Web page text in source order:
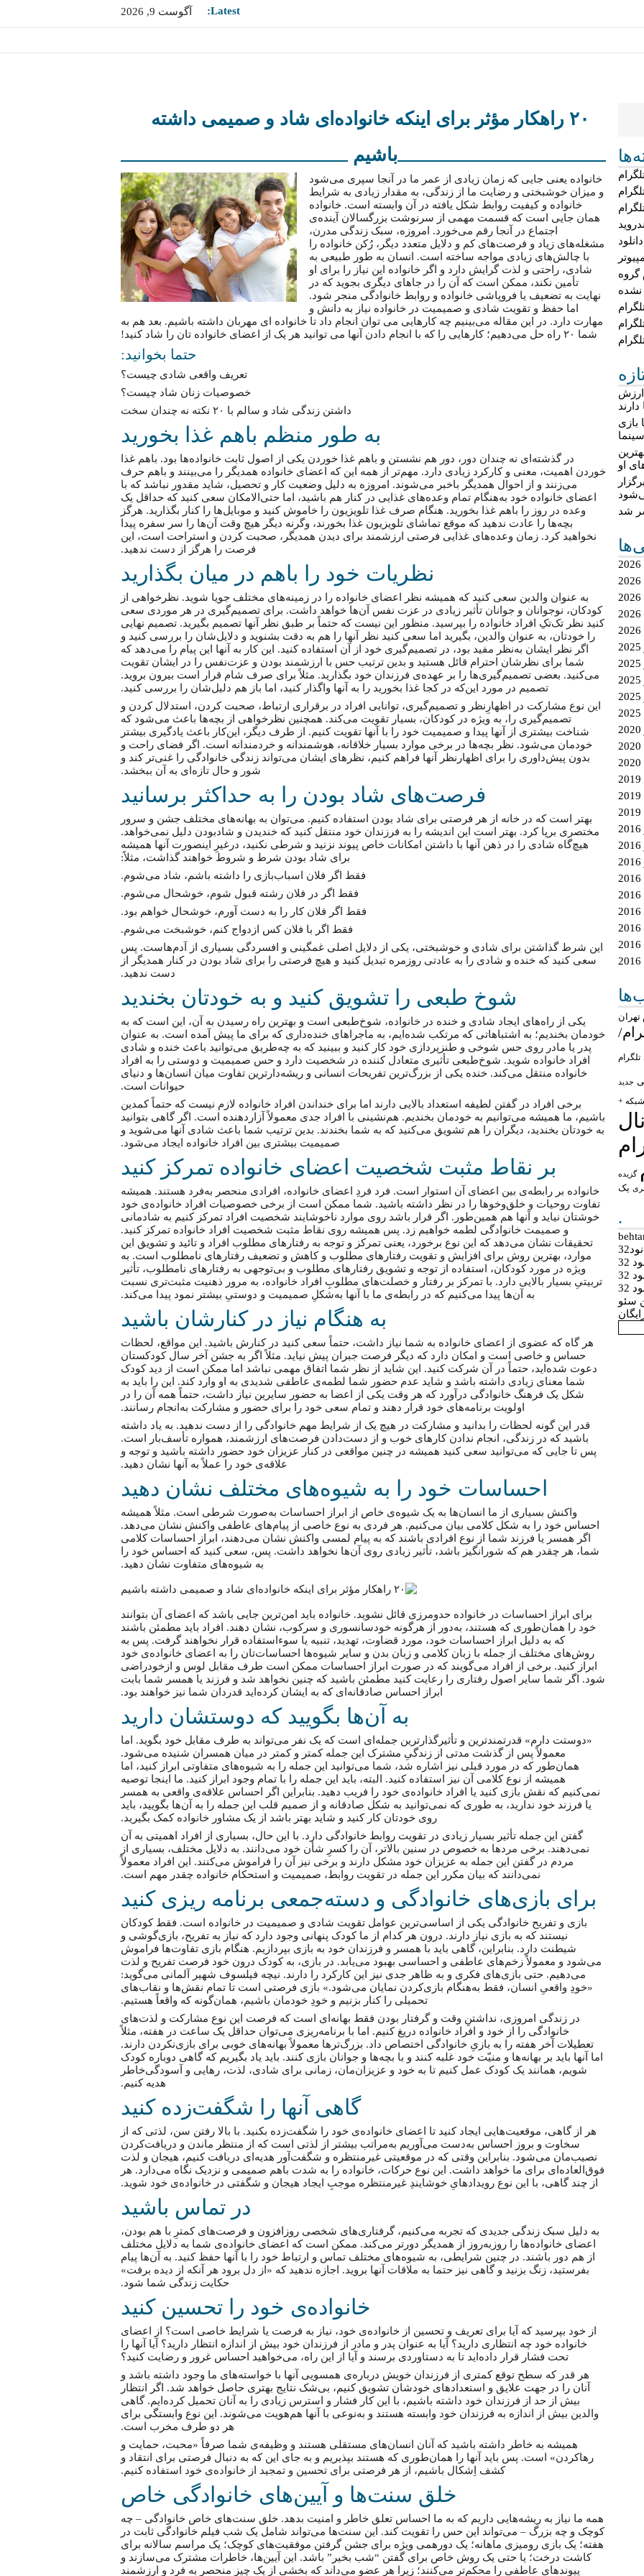
آگوست 9, 2026 Latest:
گروه
نشده
ارزش
بازی
او
شد
تهران
تلگرام
جدید
شبکه +
گزیده
یک
.
32
32
سئو
۲۰ راهکار مؤثر برای اینکه خانواده‌ای شاد و صمیمی داشته
باشیم
خانواده یعنی جایی که زمان زیادی از عمر ما در آنجا سپری می‌شود
و میزان خوشبختی و رضایت ما از زندگی، به مقدار زیادی به شرایط
خانواده و کیفیت روابط شکل یافته در آن وابسته است. خانواده
همان جایی است که قسمت مهمی از سرنوشت بزرگسالان آینده‌ی
اجتماع در آنجا رقم می‌خورد. امروزه، سبک زندگی مدرن،
مشغله‌های زیاد و فرصت‌های کم و دلایل متعدد دیگر، رُکن خانواده‌ را
با چالش‌های زیادی مواجه ساخته است. انسان به طور طبیعی به
شادی، راحتی و لذت گرایش دارد و اگر خانواده این نیاز را برای او
تأمین نکند، ممکن است که آن را در جاهای دیگری بجوید که در
نهایت به تضعیف یا فروپاشی خانواده و روابط خانوادگی منجر شود.
اما حفظ و تقویت شادی و صمیمیت در خانواده نیاز به دانش و
مهارت دارد. در این مقاله می‌بینیم چه کارهایی می توان انجام داد تا خانواده ای مهربان داشته باشیم. بعد هم به
شما ۲۰ راه حل می‌دهیم؛ کارهایی را که با انجام دادن آنها می توانید هر یک از اعضای خانواده تان را شاد کنید!
حتما بخوانید:
تعریف واقعی شادی چیست؟
خصوصیات زنان شاد چیست؟
داشتن زندگی شاد و سالم با ۲۰ نکته‌ نه چندان سخت
به طور منظم باهم غذا بخورید
در گذشته‌ای نه چندان دور، دور هم نشستن و باهم غذا خوردن یکی از اصول ثابت خانواده‌ها بود. باهم غذا
خوردن اهمیت، معنی و کارکرد زیادی دارد. مهم‌تر از همه این که اعضای خانواده همدیگر را می‌بینند و باهم حرف
می‌زنند و از احوال همدیگر باخبر می‌شوند. امروزه به دلیل وضعیت کار و تحصیل، شاید مقدور نباشد که با
اعضای خانواده خود به‌هنگام تمام وعده‌های غذایی در کنار هم باشید، اما حتی‌الامکان سعی کنید که حداقل یک
وعده در روز را باهم غذا بخورید. هنگام صرف غذا تلویزیون را خاموش کنید و موبایل‌ها را کنار بگذارید. هرگز
بچه‌ها را عادت ندهید که موقع تماشای تلویزیون غذا بخورند، وگرنه دیگر هیچ وقت آن‌ها را سر سفره پیدا
نخواهید کرد. زمان وعده‌های غذایی فرصتی ارزشمند برای دیدن همدیگر، صحبت کردن و استراحت است، این
فرصت را هرگز از دست ندهید.
نظریات خود را باهم در میان بگذارید
به عنوان والدین سعی کنید که همیشه نظر اعضای خانواده را در زمینه‌های مختلف جویا شوید. نظرخواهی از
کودکان، نوجوانان و جوانان تأثیر زیادی در عزت نفس آن‌ها خواهد داشت. برای تصمیم‌گیری در هر موردی سعی
کنید نظر تک‌تکِ افراد خانواده را بپرسید. منظور این نیست که حتماً بر طبق نظر آنها تصمیم بگیرید. تصمیم نهایی
را خودتان، به عنوان والدین، بگیرید اما سعی کنید نظر آنها را هم به دقت بشنوید و دلایل‌شان را بررسی کنید و
اگر نظر ایشان به‌نظر مفید بود، در تصمیم‌گیری خود از آن استفاده کنید. این کار به آنها این پیام را می‌دهد که
شما برای نظرشان احترام قائل هستید و بدین ترتیب حس با ارزشمند بودن و عزت‌نفس را در ایشان تقویت
می‌کنید. بعضی تصمیم‌گیری‌ها را بر عهده‌ی فرزندان خود بگذارید. مثلاً برای صرف شام قرار است بیرون بروید.
تصمیم در مورد این‌که در کجا غذا بخورید را به آنها واگذار کنید، اما باز هم دلیل‌شان را بررسی کنید.
این نوع مشارکت در اظهارِنظر و تصمیم‌گیری، توانایی افراد در برقراری ارتباط، صحبت کردن، استدلال کردن و
تصمیم‌گیری را، به ویژه در کودکان، بسیار تقویت می‌کند. همچنین نظرخواهی از بچه‌ها باعث می‌شود که
شناخت بیشتری از آنها پیدا و صمیمیت خود را با آنها تقویت کنیم. از طرف دیگر، این‌کار باعث یادگیری بیشتر
خودمان می‌شود. نظر بچه‌ها در برخی موارد بسیار خلاقانه، هوشمندانه و خردمندانه است. اگر فضای راحت و
بدون پیش‌داوری را برای اظهار‌نظر آنها فراهم کنیم، نظرهای ایشان می‌تواند زندگی خانوادگی را غنی‌تر کند و
شور و حال تازه‌ای به آن ببخشد.
فرصت‌های شاد بودن را به حداکثر برسانید
بهتر است که در خانه از هر فرصتی برای شاد‌ بودن استفاده کنیم. می‌توان به بهانه‌های مختلف جشن و سرور
مختصری برپا کرد. بهتر است این اندیشه را به فرزندان خود منتقل کنید که خندیدن و شاد‌بودن دلیل نمی‌خواهد.
هیچ‌گاه شادی را در ذهن آنها با داشتن امکانات خاص پیوند نزنید و شرطی نکنید، در‌غیرِ اینصورت آنها همیشه
برای شاد بودن شرط و شروط خواهند گذاشت، مثلاً:
فقط اگر فلان اسباب‌بازی را داشته باشم، شاد می‌شوم.
فقط اگر در فلان رشته قبول شوم، خوشحال می‌شوم.
فقط اگر فلان کار را به دست آورم، خوشحال خواهم بود.
فقط اگر با فلان کس ازدواج کنم، خوشبخت می‌شوم.
این شرط گذاشتن برای شادی و خوشبختی، یکی از دلایل اصلی غمگینی و افسردگی بسیاری از آدم‌هاست. پس
سعی کنید که خنده و شادی را به عادتی روزمره تبدیل کنید و هیچ فرصتی را برای شاد بودن در کنار همدیگر از
دست ندهید.
شوخ‌ طبعی را تشویق کنید و به خودتان بخندید
یکی از راه‌های ایجاد شادی و خنده در خانواده، شوخ‌طبعی است و بهترین راه رسیدن به آن، این است که به
خودمان بخندیم؛ به اشتباهاتی که مرتکب شده‌ایم، به ماجراهای خنده‌داری که برای‌ ما پیش آمده است. به عنوان
پدر یا مادر روی حس شوخی و طنزپردازی خود کار کنید و ببینید که به‌ چه‌طریق می‌توانید باعث خنده و شادی
افراد خانواده شوید. شوخ‌طبعی تأثیری متعادل کننده در شخصیت دارد و حس صمیمیت و دوستی را به افراد
خانواده منتقل می‌کند. خنده یکی از بزرگ‌ترین تفریحات انسانی و ریشه‌دار‌ترین تفاوت میان انسان‌ها و دنیای
حیوانات است.
برخی افراد در گفتن لطیفه استعداد بالایی دارند اما برای خنداندن افراد خانواده لازم نیست که حتماً کمدین
باشیم، ما همیشه می‌توانیم به خودمان بخندیم. هم‌نشینی با افراد جدی معمولاً آزاردهنده است. اگر گاهی بتوانید
به خودتان بخندید، دیگران را هم تشویق می‌کنید که به شما بخندند. بدین ترتیب شما باعث شادی آنها می‌شوید و
صمیمیت بیشتری بین افراد خانواده ایجاد می‌شود.
بر نقاط مثبت شخصیت اعضای خانواده تمرکز کنید
خانواده بر رابطه‌ی بین اعضای آن استوار است. فرد فردِ اعضای خانواده، افرادی منحصر به‌فرد هستند. همیشه
تفاوت روحیات و خلق‌و‌خوها را در نظر داشته باشید. شما ممکن است از برخی خصوصیات افراد خانواده‌ی خود
خوشتان نیاید و آنها هم همین‌طور. اگر قرار باشد روی موارد ناخوشایند شخصیت افراد تمرکز کنیم به شادمانی
و صمیمت خانوادگی لطمه خواهیم زد. پس همیشه روی نقاط مثبت شخصیت افراد خانواده تمرکز کنید.
تحقیقات نشان می‌دهد که این نوع برخورد، یعنی تمرکز و توجه به رفتارهای مطلوب افراد و تائید و تشویق این
موارد، بهترین روش برای افزایش و تقویت رفتارهای مطلوب و کاهش و تضعیف رفتارهای نامطلوب است. به
ویژه در مورد کودکان، استفاده از توجه و تشویق رفتارهای مطلوب و بی‌توجهی به رفتارهای نامطلوب، تأثیر
تربیتیِ بسیار بالایی دارد. با تمرکز بر رفتار و خصلت‌های مطلوبِ افراد خانواده، به مرور ذهنیت مثبت‌تری نسبت
به آن‌ها پیدا می‌کنیم که در رابطه‌ی ما با آنها به‌شکلِ صمیمیت و دوستیِ بیشتر نمود پیدا می‌کند.
به هنگام نیاز در کنارشان باشید
هر گاه که عضوی از اعضای خانواده به شما نیاز داشت، حتماً سعی کنید در کنارش باشید. این‌ مواقع، لحظات
حساس و خاصی است و امکان دارد که دیگر فرصت جبران پیش نیاید. مثلاً اگر به جشن آخر سال کودکستان
دعوت شده‌اید، حتماً در آن شرکت کنید. این شاید از نظر شما اتفاق مهمی نباشد اما ممکن است از دید کودک
شما معنای زیادی داشته باشد و شاید عدم حضور شما لطمه‌ی عاطفی شدیدی به او وارد کند. این را باید به
شکل یک فرهنگ خانوادگی درآورد که هر وقت یکی از اعضا به حضور سایرین نیاز داشت، حتماً همه آن را در
اولویت برنامه‌های خود قرار دهند و تمام سعی خود را برای حضور و مشارکت به‌انجام رسانند.
قدر این گونه لحظات را بدانید و مشارکت در هیچ یک از شرایط مهم خانوادگی را از دست ندهید. به یاد داشته
باشید که در زندگی، انجام ندادن کارهای خوب و از دست‌دادن فرصت‌های ارزشمند، همواره تأسف‌بار است.
پس تا جایی که می‌توانید سعی کنید همیشه در چنین مواقعی در کنار عزیزان خود حضور داشته باشید و توجه و
علاقه‌ی خود را عملاً به آنها نشان دهید.
احساسات خود را به شیوه‌های مختلف نشان دهید
واکنش بسیاری از ما انسان‌ها به یک شیوه‌‌ی خاص از ابراز احساسات به‌صورت شرطی است. مثلاً همیشه
احساس خود را به شکل کلامی بیان می‌کنیم. هر فردی به نوع خاصی از پیام‌های عاطفی واکنش نشان می‌دهد.
اگر همسر یا فرزند شما از نوع افرادی باشند که به پیام‌ لمسی واکنش نشان می‌دهند، ابراز احساسات کلامی
شما، هر چقدر هم که شورانگیز باشد، تأثیر زیادی روی آن‌ها نخواهد داشت. پس، سعی کنید که احساس خود را
به شیوه‌های متفاوت نشان دهید.
برای ابراز احساسات در خانواده حد‌و‌مرزی قائل نشوید. خانواده باید امن‌ترین جایی باشد که اعضای آن بتوانند
خود را همان‌طوری که هستند، به‌دور از هرگونه خودسانسوری و سرکوب، نشان دهند. افراد باید مطمئن باشند
که به دلیل ابراز احساسات خود، مورد قضاوت، تهدید، تنبیه یا سوءاستفاده قرار نخواهند گرفت. پس به
روش‌های مختلف از جمله با زبان کلامی و زبان بدن و سایر شیوه‌ها احساسات‌تان را به اعضای خانواده‌ی خود
ابراز کنید. برخی از افراد می‌گویند که در صورت ابراز احساسات ممکن است طرف مقابل لوس و ازخودراضی
شود. اگر شما سایر اصول رفتاری را رعایت کنید مطمئن باشید که چنین نخواهد شد و فرزند یا همسر شما بابت
ابراز احساس صادقانه‌‌ای که به ایشان کرده‌اید قدردان شما نیز خواهند بود.
به آن‌ها بگویید که دوستشان دارید
«دوستت دارم» قدرتمندترین و تأثیرگذارترین جمله‌ای است که یک نفر می‌تواند به طرف مقابل خود بگوید. اما
معمولاً پس از گذشت مدتی از زندگیِ مشترک این جمله کمتر و کمتر در میان همسران شنیده می‌شود.
همان‌طور که در مورد قبلی نیز اشاره شد، شما می‌توانید این جمله را به شیوه‌های متفاوتی ابراز کنید، اما
همیشه از نوع کلامی آن نیز استفاده کنید. البته، باید این جمله را با تمام وجود ابراز کنید. ما اینجا توصیه
نمی‌کنیم که نقش بازی کنید یا افراد خانواده‌ی خود را فریب دهید. بنابراین اگر احساس علاقه‌ی واقعی به همسر
یا فرزند خود ندارید، به طوری که نمی‌توانید به شکل صادقانه و از صمیم قلب این جمله را به آن‌ها بگویید، باید
روی خودتان کار کنید و شاید بهتر باشد از یک مشاور خانواده کمک بگیرید.
گفتن این جمله تأثیر بسیار زیادی در تقویت روابط خانوادگی دارد. با این حال، بسیاری از افراد اهمیتی به آن
نمی‌دهند. برخی مردها به خصوص در سنین بالاتر، آن را کسرِ شأن خود می‌دانند. به دلایل مختلف، بسیاری از
مردم در گفتن این جمله به عزیزان خود مشکل دارند و برخی نیز آن را فراموش می‌کنند. این افراد معمولاً
نمی‌دانند که بیان مکرر این جمله در تقویت روابط، صمیمیت و استحکام خانواده چقدر مهم است.
برای بازی‌های خانوادگی و دسته‌جمعی برنامه‌ ریزی کنید
بازی و تفریح خانوادگی یکی از اساسی‌ترین عوامل تقویت شادی و صمیمیت در خانواده است. فقط کودکان
نیستند که به بازی نیاز دارند. درون هر کدام از ما کودک پنهانی وجود دارد که نیاز به تفریح، بازی‌گوشی و
شیطنت دارد. بنابراین، گاهی باید با همسر و فرزندان خود به بازی بپردازیم. هنگام بازی تفاوت‌ها فراموش
می‌شود و معمولاً زخم‌های عاطفی و احساسی بهبود می‌یابد. در بازی، به کودک درون خود فرصت تفریح و لذت
می‌دهیم. حتی بازی‌های فکری و به ظاهر جدی نیز این کارکرد را دارند. نیچه فیلسوف شهیر آلمانی می‌گوید:
«خودِ واقعیِ انسان، فقط به‌هنگام بازی‌کردن نمایان می‌شود.» بازی فرصتی است تا تمام نقش‌ها و نقاب‌های
تحمیلی را کنار بزنیم و خودِ خودمان باشیم، همان‌گونه که واقعاً هستیم.
در زندگی امروزی، نداشتنِ وقت و گرفتار بودن فقط بهانه‌ای است که فرصت این نوع مشارکت و لذت‌های
خانوادگی را از خود و افراد خانواده دریغ کنیم. اما با برنامه‌ریزی می‌توان حداقل یک ساعت در هفته، مثلاً
تعطیلات آخر هفته را به بازیِ خانوادگی اختصاص داد. بزرگ‌ترها معمولاً بهانه‌های خوبی برای بازی‌نکردن دارند.
اما آنها باید بر بهانه‌ها و منیّت خود غلبه کنند و با بچه‌ها و جوانان بازی کنند. باید یاد بگیریم که گاهی دوباره کودک
شویم، همانند یک کودک عمل کنیم تا به خود و عزیزان‌مان، زمانی برای شادی، لذت، رهایی و آسودگی‌خاطر
هدیه کنیم.
گاهی آنها را شگفت‌زده کنید
هر‌ از گاهی، موقعیت‌هایی ایجاد کنید تا اعضای خانواده‌ی خود را شگفت‌زده بکنید. با بالا رفتن سن، لذتی که از
سخاوت و بروز احساس به‌دست می‌آوریم به‌مراتب بیشتر از لذتی است که از منتظر ماندن و دریافت‌کردن
نصیب‌مان می‌شود. بنابراین وقتی که در موقعیتی غیرمنتظره و شگفت‌آور هدیه‌ای دریافت کنیم، هیجان و لذت
فوق‌العاده‌ای برای‌ ما خواهد داشت. این نوع حرکات، خانواده را به شدت باهم صمیمی و نزدیک نگاه می‌دارد. هر
از چند گاهی، با این نوع رویداد‌هایِ خوشایندِ غیرمنتظره‌ موجبِ ایجاد هیجان و شگفتی در خانواده‌ی خود شوید.
در تماس باشید
به دلیل سبک زندگی جدیدی که تجربه می‌کنیم، گرفتاری‌های شخصی روزافزون و فرصت‌های کمترِ با هم بودن،
اعضای خانواده‌ها را روزبه‌روز از همدیگر دورتر می‌کند. ممکن است که اعضای خانواده‌ی شما به دلایل مختلف
از هم دور باشند. در چنین شرایطی، به شیوه‌های مختلف تماس و ارتباط خود را با آنها حفظ کنید. به آن‌ها پیام
بفرستید، زنگ بزنید و گاهی نیز حتما به ملاقات آنها بروید. اجازه ندهید که «از دل برود هر آنکه از دیده برفت»
حکایت زندگی شما شود.
خانواده‌ی خود را تحسین کنید
از خود بپرسید که آیا برای تعریف و تحسین از خانواده‌ی خود، نیاز به فرصت یا شرایط خاصی است؟ از اعضای
خانواده خود چه انتظاری دارید؟ آیا به عنوان پدر و مادر از فرزندان خود بیش از اندازه انتظار دارید؟ آیا آنها را
تحت فشار قرار داده‌اید تا به دستاوردی برسند و آیا از این راه، می‌خواهید احساس غرور و رضایت کنید؟
هر قدر که سطح توقع کمتری از فرزندان خویش درباره‌ی همسویی آنها با خواسته‌های ما وجود داشته باشد و
آنان را در جهت علایق و استعداد‌های خودشان تشویق کنیم، بی‌شک نتایج بهتری حاصل خواهد شد. اگر انتظار
بیش از حد از فرزندان خود داشته باشیم، با این کار فشار و استرس زیادی را به آنان تحمیل کرده‌ایم. گاهی
والدین بیش از اندازه به فرزندان خود وابسته هستند و به‌نوعی با آنها هم‌هویت می‌شوند. این نوع وابستگی برای
هر دو طرف مخرب است.
همیشه به خاطر داشته باشید که آنان انسان‌های مستقلی هستند و وظیفه‌ی شما صرفاً «محبت، حمایت و
رهاکردن» است. پس باید آنها را همان‌طوری که هستند بپذیریم و به جای این که به دنبال فرصتی برای انتقاد و
کشف اِشکال باشیم، از هر فرصتی برای تحسین و تمجید از خانواده‌ی خود استفاده کنیم.
خلق سنت‌ها و آیین‌های خانوادگی خاص
همه ما نیاز به ریشه‌هایی داریم که به ما احساس تعلق خاطر و امنیت بدهد. خلق سنت‌های خاص خانوادگی – چه
کوچک و چه بزرگ – می‌تواند این حس را تقویت کند. این سنت‌ها می‌تواند شامل یک شب فیلم خانوادگی ثابت در
هفته؛ یک بازی رومیزی ماهانه؛ یک دورهمی ویژه برای جشن گرفتن موفقیت‌های کوچک؛ یک مراسم سالانه برای
کاشت درخت؛ یا حتی یک روش خاص برای گفتن “شب بخیر” باشد. این آیین‌ها، خاطرات مشترک می‌سازند و
پیوندهای عاطفی را محکم‌تر می‌کنند؛ زیرا هر عضو می‌داند که بخشی از یک چیز منحصر به فرد و ارزشمند